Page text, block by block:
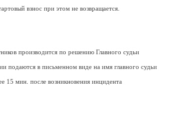
взнос при этом не возвращается.
производится по решению Главного судьи
подаются в письменном виде на имя главного судьи
15 мин. после возникновения инцидента